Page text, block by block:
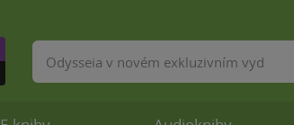
Vyhledávání